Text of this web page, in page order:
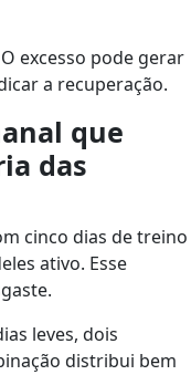
excesso pode gerar
a recuperação.
que
das
cinco dias de treino
ativo. Esse
leves, dois
distribui bem